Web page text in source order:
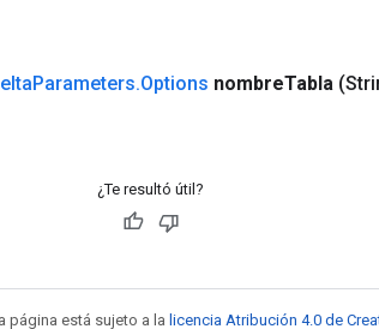
Parameters.Options nombreTabla
¿Te resultó útil?
página está sujeto a la licencia Atribución 4.0 de